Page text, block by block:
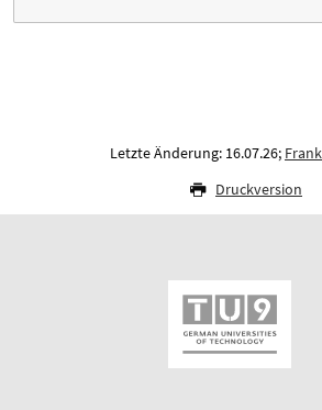
Letzte Änderung: 16.07.26;
Druckversion